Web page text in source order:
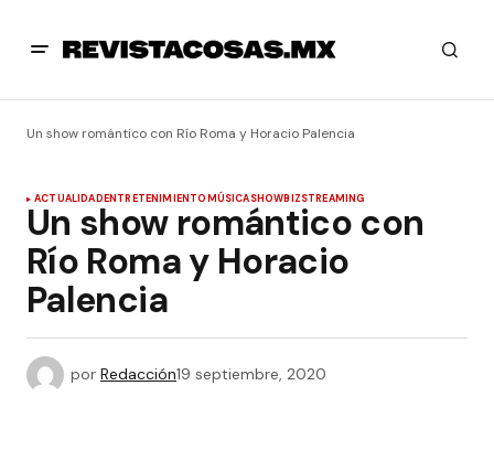
Un show romántico con Río Roma y Horacio Palencia
ACTUALIDADENTRETENIMIENTOMÚSICASHOWBIZSTREAMING
Un show romántico con
Río Roma y Horacio
Palencia
por Redacción19 septiembre, 2020